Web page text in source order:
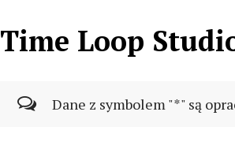
Time Loop
Dane z symbolem "*" są